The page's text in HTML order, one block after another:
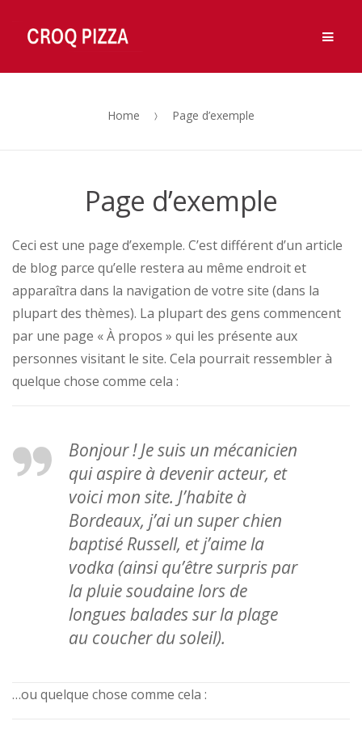
Skip
to
Skip
to
Home Page d’exemple
Page d’exemple
Ceci est une page d’exemple. C’est différent d’un article
de blog parce qu’elle restera au même endroit et
apparaîtra dans la navigation de votre site (dans la
plupart des thèmes). La plupart des gens commencent
par une page « À propos » qui les présente aux
personnes visitant le site. Cela pourrait ressembler à
quelque chose comme cela :
Bonjour ! Je suis un mécanicien
qui aspire à devenir acteur, et
voici mon site. J’habite à
Bordeaux, j’ai un super chien
baptisé Russell, et j’aime la
vodka (ainsi qu’être surpris par
la pluie soudaine lors de
longues balades sur la plage
au coucher du soleil).
…ou quelque chose comme cela :